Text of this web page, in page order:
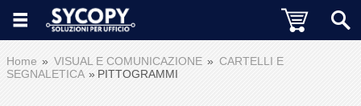
Home VISUAL E COMUNICAZIONE
CARTELLI E
SEGNALETICA
PITTOGRAMMI